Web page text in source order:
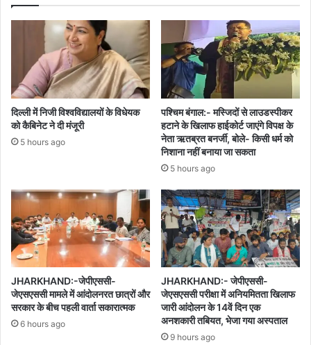
दिल्ली में निजी विश्वविद्यालयों के विधेयक
को कैबिनेट ने दी मंजूरी
5 hours ago
पश्चिम बंगाल:- मस्जिदों से लाउडस्पीकर
हटाने के खिलाफ हाईकोर्ट जाएंगे विपक्ष के
नेता ऋतब्रत बनर्जी, बोले- किसी धर्म को
निशाना नहीं बनाया जा सकता
5 hours ago
JHARKHAND:-जेपीएससी-
जेएसएससी मामले में आंदोलनरत छात्रों और
सरकार के बीच पहली वार्ता सकारात्मक
6 hours ago
JHARKHAND:- जेपीएससी-
जेएसएससी परीक्षा में अनियमितता खिलाफ
जारी आंदोलन के 14वें दिन एक
अनशकारी तबियत, भेजा गया अस्पताल
9 hours ago